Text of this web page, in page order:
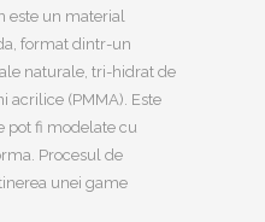
este un material
format dintr-un
naturale, tri-hidrat de
acrilice (PMMA). Este
pot fi modelate cu
Procesul de
unei game